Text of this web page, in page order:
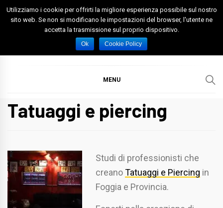
Skip
Spazio Foggia
Foggia News Calcio Eventi e Attività nella Capitanata
MENU
Tatuaggi e piercing
Studi di professionisti che
creanoTatuaggi e Piercing in
Foggia e Provincia.
Utilizziamo i cookie per offrirti la migliore esperienza possibile sul nostro
sito web. Se non si modificano le impostazioni del browser, l'utente ne
accetta la trasmissione sul proprio dispositivo.
Ok Cookie Policy